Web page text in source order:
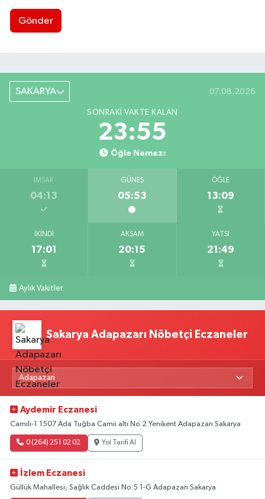
Gönder
SAKARYA 07.08.2026
SONRAKI VAKTE KALAN
23:54
Öğle Namazı
İMSAK
04:13
GÜNEŞ
05:53
ÖĞLE
13:09
İKINDI
17:01
AKŞAM
20:15
YATSI
21:49
Aylık Vakitler
Sakarya Adapazarı Nöbetçi Eczaneler
Aydemir Eczanesi
Camili-1 1507 Ada Tuğba Camii altı No:2 Yenikent Adapazarı Sakarya
0 (264) 251 02 02 Yol Tarifi Al
İzlem Eczanesi
Güllük Mahallesi, Sağlık Caddesi No:5 1-G Adapazarı Sakarya